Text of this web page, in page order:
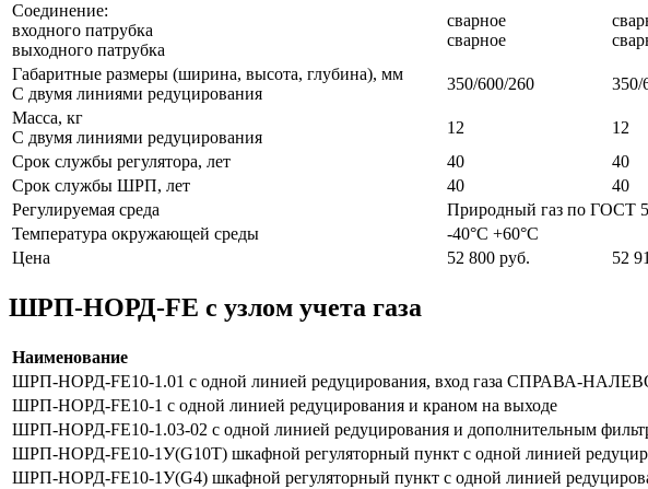
Соединение:
входного патрубка
выходного патрубка
сварное
сварное
Габаритные размеры (ширина, высота, глубина), мм
С двумя линиями редуцирования
350/600/260 350/
Масса, кг
С двумя линиями редуцирования
12 12
Срок службы регулятора, лет
40 40
Срок службы ШРП, лет
40 40
Регулируемая среда
Природный газ по ГОСТ
Температура окружающей среды
-40°С +60°С
Цена
52 800 руб. 52
ШРП-НОРД-FE с узлом учета газа
Наименование
ШРП-НОРД-FE10-1.01 с одной линией редуцирования, вход газа СПРАВА-
ШРП-НОРД-FE10-1 с одной линией редуцирования и краном на выходе
ШРП-НОРД-FE10-1.03-02 с одной линией редуцирования и дополнительным
ШРП-НОРД-FE10-1У(G10Т) шкафной регуляторный пункт с одной линией
ШРП-НОРД-FE10-1У(G4) шкафной регуляторный пункт с одной линией